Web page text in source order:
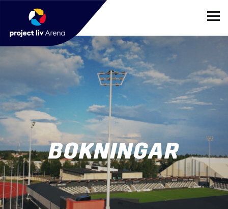
BOKNINGAR